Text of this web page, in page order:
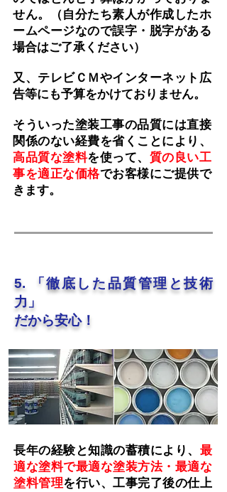
せん。（自分たち素人が作成したホ
ームページなので誤字・脱字がある
場合はご了承ください）
又、テレビＣＭやインターネット広
告等にも予算をかけておりません。
そういった塗装工事の品質には直接
関係のない経費を省くことにより、
高品質な塗料を使って、 質の良い工
事を適正な価格でお客様にご提供で
きます。
5. 「徹底した品質管理と技術
力」
だから安心！
長年の経験と知識の蓄積により、 最
適な塗料で最適な塗装方法・最適な
塗料管理を行い、工事完了後の仕上